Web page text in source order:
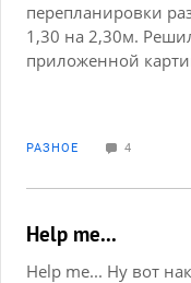
перепланировки
1,30 на 2,30м.
приложенной
душевой
какие-нибудь
РАЗНОЕ 4
Help me...
Help me... Ну вот